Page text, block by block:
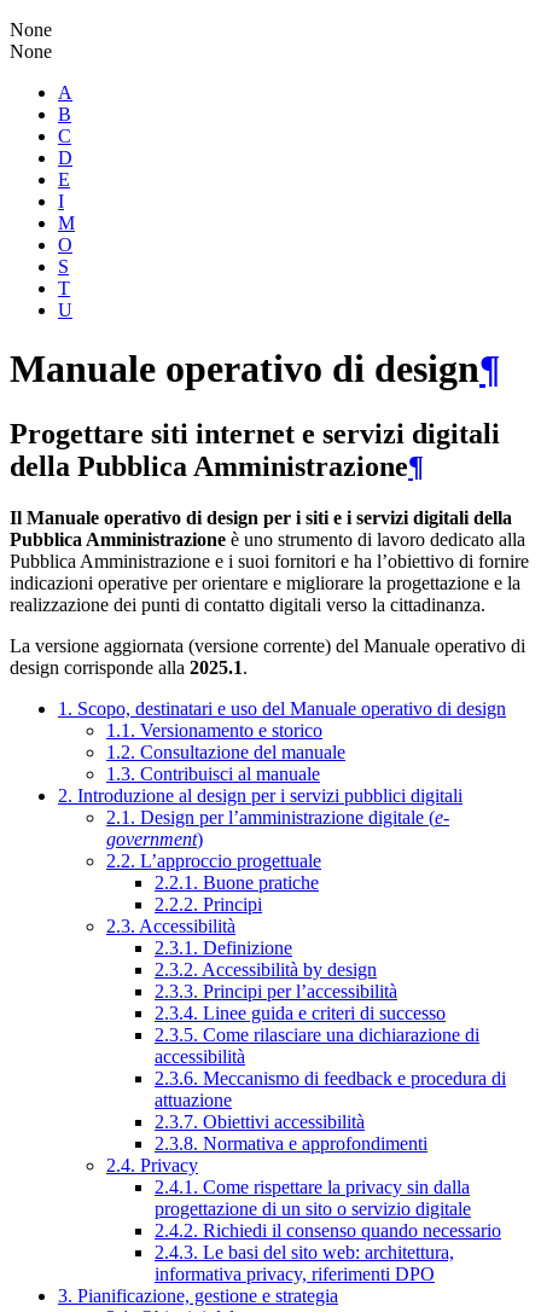
None
None
A
B
C
D
E
I
M
O
S
T
U
Manuale operativo di design¶
Progettare siti internet e servizi digitali
della Pubblica Amministrazione¶
Il Manuale operativo di design per i siti e i servizi digitali della
Pubblica Amministrazione è uno strumento di lavoro dedicato alla
Pubblica Amministrazione e i suoi fornitori e ha l’obiettivo di fornire
indicazioni operative per orientare e migliorare la progettazione e la
realizzazione dei punti di contatto digitali verso la cittadinanza.
La versione aggiornata (versione corrente) del Manuale operativo di
design corrisponde alla 2025.1.
1. Scopo, destinatari e uso del Manuale operativo di design
1.1. Versionamento e storico
1.2. Consultazione del manuale
1.3. Contribuisci al manuale
2. Introduzione al design per i servizi pubblici digitali
2.1. Design per l’amministrazione digitale (e-
government)
2.2. L’approccio progettuale
2.2.1. Buone pratiche
2.2.2. Principi
2.3. Accessibilità
2.3.1. Definizione
2.3.2. Accessibilità by design
2.3.3. Principi per l’accessibilità
2.3.4. Linee guida e criteri di successo
2.3.5. Come rilasciare una dichiarazione di
accessibilità
2.3.6. Meccanismo di feedback e procedura di
attuazione
2.3.7. Obiettivi accessibilità
2.3.8. Normativa e approfondimenti
2.4. Privacy
2.4.1. Come rispettare la privacy sin dalla
progettazione di un sito o servizio digitale
2.4.2. Richiedi il consenso quando necessario
2.4.3. Le basi del sito web: architettura,
informativa privacy, riferimenti DPO
3. Pianificazione, gestione e strategia